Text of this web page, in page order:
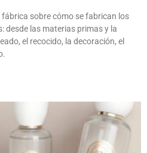
sobre cómo se fabrican los
desde las materias primas y la
el recocido, la decoración, el